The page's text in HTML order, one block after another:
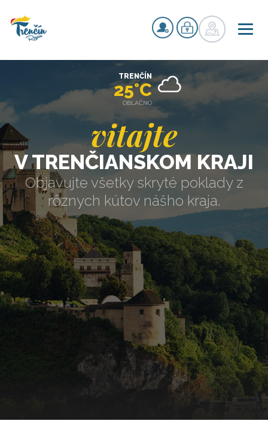
vitajte
V TRENČIANSKOM KRAJI
Objavujte všetky skryté poklady z
rôznych kútov nášho kraja.
TRENČÍN
25°C
OBLAČNO